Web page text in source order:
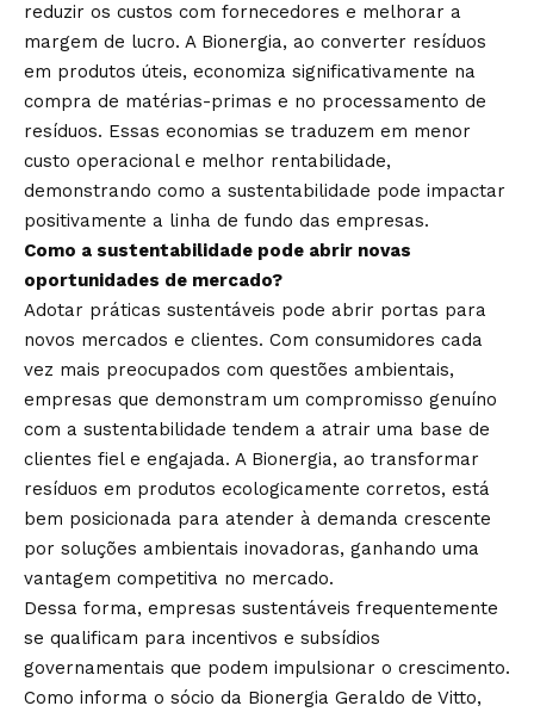
reduzir os custos com fornecedores e melhorar a
margem de lucro. A Bionergia, ao converter resíduos
em produtos úteis, economiza significativamente na
compra de matérias-primas e no processamento de
resíduos. Essas economias se traduzem em menor
custo operacional e melhor rentabilidade,
demonstrando como a sustentabilidade pode impactar
positivamente a linha de fundo das empresas.
Como a sustentabilidade pode abrir novas
oportunidades de mercado?
Adotar práticas sustentáveis pode abrir portas para
novos mercados e clientes. Com consumidores cada
vez mais preocupados com questões ambientais,
empresas que demonstram um compromisso genuíno
com a sustentabilidade tendem a atrair uma base de
clientes fiel e engajada. A Bionergia, ao transformar
resíduos em produtos ecologicamente corretos, está
bem posicionada para atender à demanda crescente
por soluções ambientais inovadoras, ganhando uma
vantagem competitiva no mercado.
Dessa forma, empresas sustentáveis frequentemente
se qualificam para incentivos e subsídios
governamentais que podem impulsionar o crescimento.
Como informa o sócio da Bionergia Geraldo de Vitto,